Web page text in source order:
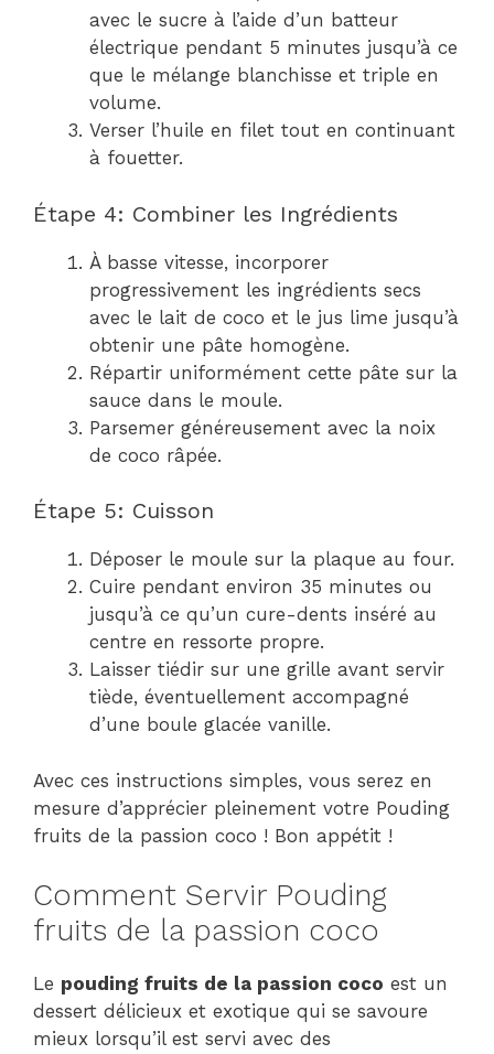
avec le sucre à l’aide d’un batteur
électrique pendant 5 minutes jusqu’à ce
que le mélange blanchisse et triple en
volume.
Verser l’huile en filet tout en continuant
à fouetter.
Étape 4: Combiner les Ingrédients
À basse vitesse, incorporer
progressivement les ingrédients secs
avec le lait de coco et le jus lime jusqu’à
obtenir une pâte homogène.
Répartir uniformément cette pâte sur la
sauce dans le moule.
Parsemer généreusement avec la noix
de coco râpée.
Étape 5: Cuisson
Déposer le moule sur la plaque au four.
Cuire pendant environ 35 minutes ou
jusqu’à ce qu’un cure-dents inséré au
centre en ressorte propre.
Laisser tiédir sur une grille avant servir
tiède, éventuellement accompagné
d’une boule glacée vanille.
Avec ces instructions simples, vous serez en
mesure d’apprécier pleinement votre Pouding
fruits de la passion coco ! Bon appétit !
Comment Servir Pouding
fruits de la passion coco
Le pouding fruits de la passion coco est un
dessert délicieux et exotique qui se savoure
mieux lorsqu’il est servi avec des